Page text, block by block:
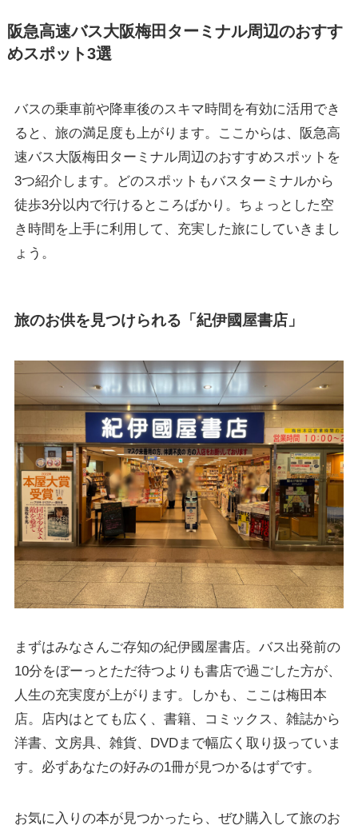
阪急高速バス大阪梅田ターミナル周辺のおすす
めスポット3選
バスの乗車前や降車後のスキマ時間を有効に活用でき
ると、旅の満足度も上がります。ここからは、阪急高
速バス大阪梅田ターミナル周辺のおすすめスポットを
3つ紹介します。どのスポットもバスターミナルから
徒歩3分以内で行けるところばかり。ちょっとした空
き時間を上手に利用して、充実した旅にしていきまし
ょう。
旅のお供を見つけられる「紀伊國屋書店」
まずはみなさんご存知の紀伊國屋書店。バス出発前の
10分をぼーっとただ待つよりも書店で過ごした方が、
人生の充実度が上がります。しかも、ここは梅田本
店。店内はとても広く、書籍、コミックス、雑誌から
洋書、文房具、雑貨、DVDまで幅広く取り扱っていま
す。必ずあなたの好みの1冊が見つかるはずです。
お気に入りの本が見つかったら、ぜひ購入して旅のお